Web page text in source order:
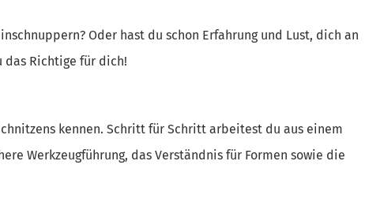
Oder hast du schon Erfahrung und Lust, dich an
das Richtige für dich!
kennen. Schritt für Schritt arbeitest du aus einem
Werkzeugführung, das Verständnis für Formen sowie die